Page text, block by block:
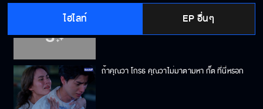
ไฮไลท์ EP อื่นๆ
นึกเอาแล้วกันนะคะ ว่าเพราะอะไร กั๊ต มันถึงทำได้
ถ้าคุณวา โกรธ คุณวาไม่มาตามหา กั๊ต ที่นี่หรอก